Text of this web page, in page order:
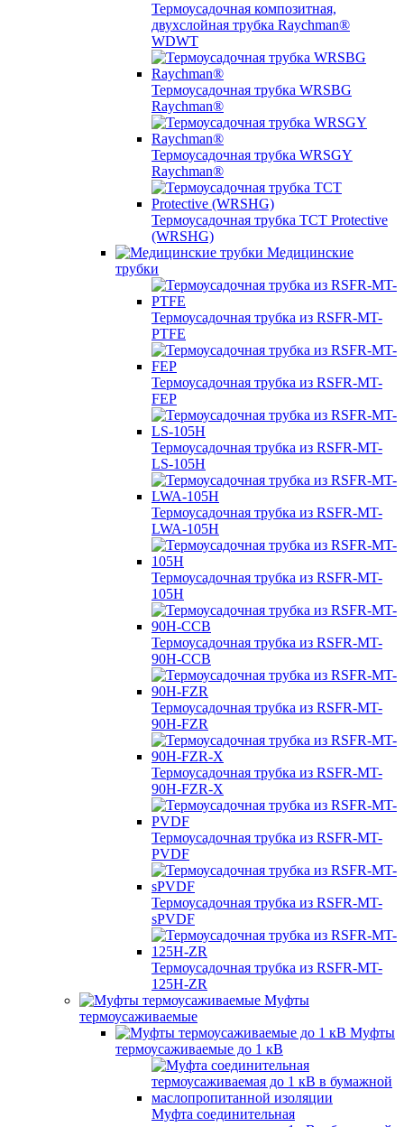
Термоусадочная композитная,
двухслойная трубка Raychman®
WDWT
Термоусадочная трубка WRSBG
Raychman®
Термоусадочная трубка WRSGY
Raychman®
Термоусадочная трубка TCT Protective
(WRSHG)
Медицинские
трубки
Термоусадочная трубка из RSFR-MT-
PTFE
Термоусадочная трубка из RSFR-MT-
FEP
Термоусадочная трубка из RSFR-MT-
LS-105H
Термоусадочная трубка из RSFR-MT-
LWA-105H
Термоусадочная трубка из RSFR-MT-
105H
Термоусадочная трубка из RSFR-MT-
90H-CCB
Термоусадочная трубка из RSFR-MT-
90H-FZR
Термоусадочная трубка из RSFR-MT-
90H-FZR-X
Термоусадочная трубка из RSFR-MT-
PVDF
Термоусадочная трубка из RSFR-MT-
sPVDF
Термоусадочная трубка из RSFR-MT-
125H-ZR
Муфты
термоусаживаемые
Муфты
термоусаживаемые до 1 кВ
Муфта соединительная